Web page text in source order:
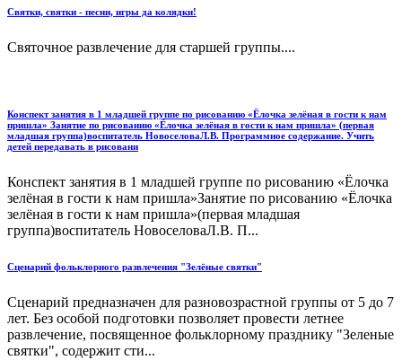
Святки, святки - песни, игры да колядки!
Святочное развлечение для старшей группы....
Конспект занятия в 1 младшей группе по рисованию «Ёлочка зелёная в гости к нам
пришла» Занятие по рисованию «Ёлочка зелёная в гости к нам пришла» (первая
младшая группа)воспитатель НовоселоваЛ.В. Программное содержание. Учить
детей передавать в рисовани
Конспект занятия в 1 младшей группе по рисованию «Ёлочка
зелёная в гости к нам пришла»Занятие по рисованию «Ёлочка
зелёная в гости к нам пришла»(первая младшая
группа)воспитатель НовоселоваЛ.В. П...
Сценарий фольклорного развлечения "Зелёные святки"
Сценарий предназначен для разновозрастной группы от 5 до 7
лет. Без особой подготовки позволяет провести летнее
развлечение, посвященное фольклорному празднику "Зеленые
святки", содержит сти...